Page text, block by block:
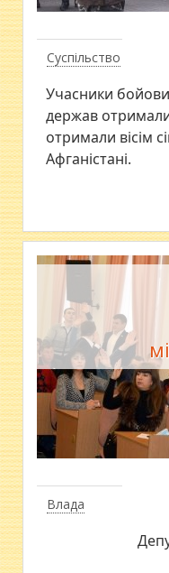
Суспільство
Учасники
держав
отримали вісім
Афганістані.
Влада